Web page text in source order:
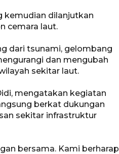
kemudian dilanjutkan
cemara laut.
dari tsunami, gelombang
dan mengubah
sekitar laut.
mengatakan kegiatan
berkat dukungan
sekitar infrastruktur
bersama. Kami berharap